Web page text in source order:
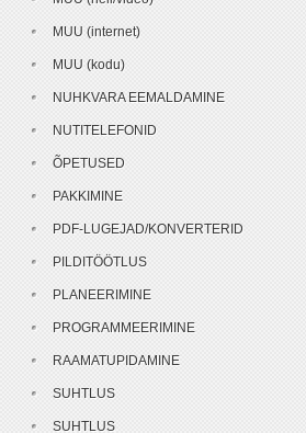
MUU (internet)
MUU (kodu)
NUHKVARA EEMALDAMINE
NUTITELEFONID
ÕPETUSED
PAKKIMINE
PDF-LUGEJAD/KONVERTERID
PILDITÖÖTLUS
PLANEERIMINE
PROGRAMMEERIMINE
RAAMATUPIDAMINE
SUHTLUS
SUHTLUS